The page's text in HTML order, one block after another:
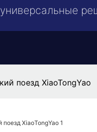
поезд XiaoTongYao